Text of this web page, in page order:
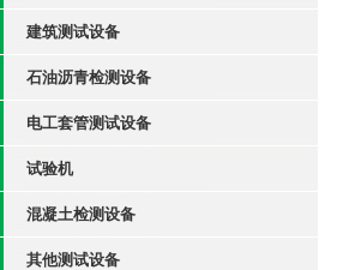
建筑测试设备
石油沥青检测设备
电工套管测试设备
试验机
混凝土检测设备
其他测试设备